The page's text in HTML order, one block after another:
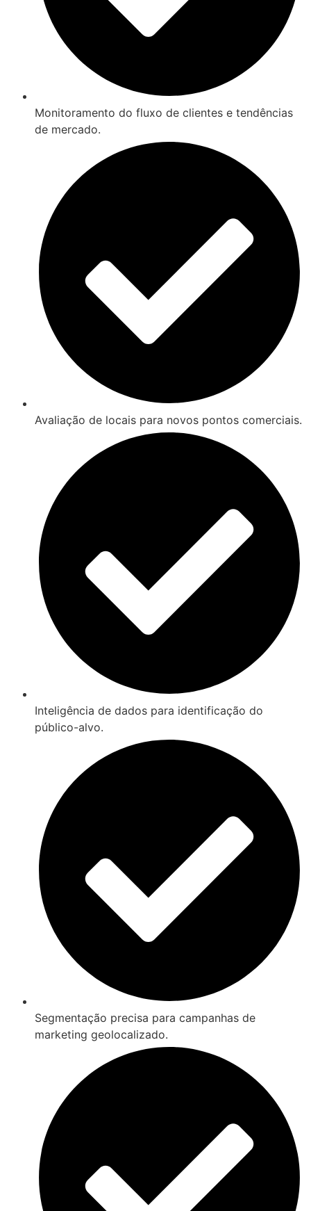
Monitoramento do fluxo de clientes e tendências
de mercado.
Avaliação de locais para novos pontos comerciais.
Inteligência de dados para identificação do
público-alvo.
Segmentação precisa para campanhas de
marketing geolocalizado.